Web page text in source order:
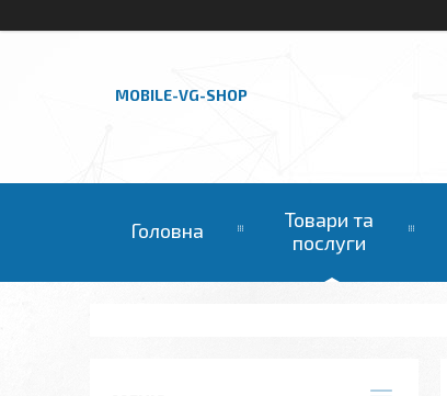
MOBILE-VG-SHOP
Головна
Товари та
послуги